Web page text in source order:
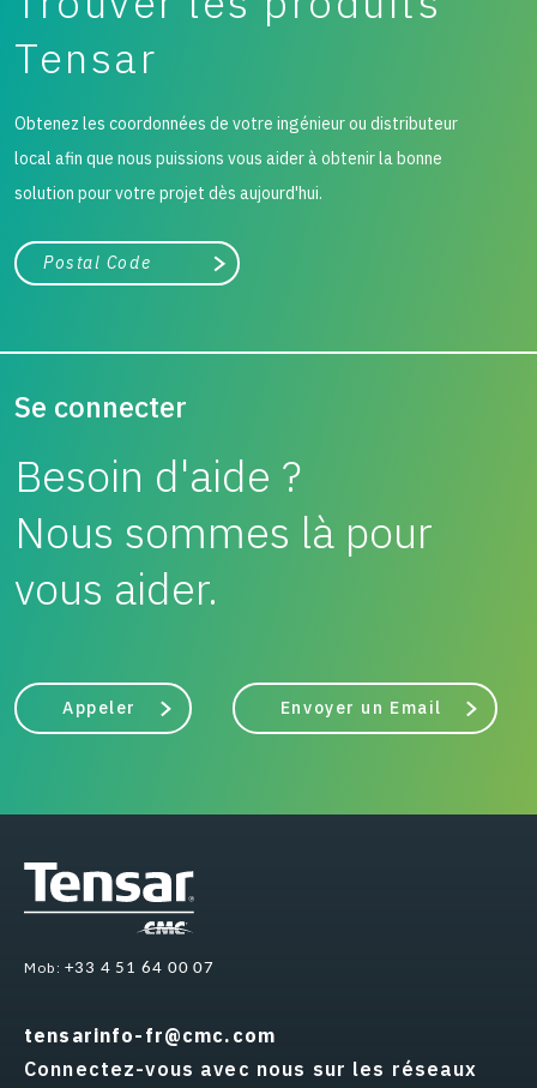
Tensar
Obtenez les coordonnées de votre ingénieur ou distributeur
local afin que nous puissions vous aider à obtenir la bonne
solution pour votre projet dès aujourd'hui.
Ville, état ou code postal
Chercher
Se connecter
Besoin d'aide ?
Nous sommes là pour
vous aider.
Appeler Envoyer un Email
Mob: +33 4 51 64 00 07
tensarinfo-fr@cmc.com
Connectez-vous avec nous sur les réseaux